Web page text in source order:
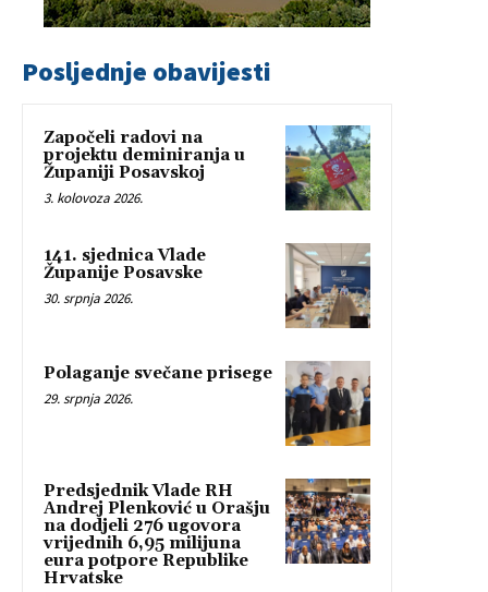
Posljednje obavijesti
Započeli radovi na
projektu deminiranja u
Županiji Posavskoj
3. kolovoza 2026.
141. sjednica Vlade
Županije Posavske
30. srpnja 2026.
Polaganje svečane prisege
29. srpnja 2026.
Predsjednik Vlade RH
Andrej Plenković u Orašju
na dodjeli 276 ugovora
vrijednih 6,95 milijuna
eura potpore Republike
Hrvatske